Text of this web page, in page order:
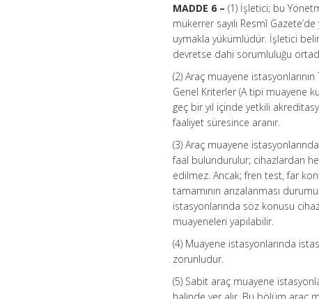
MADDE 6 –(1) İşletici; bu
mükerrer sayılı Resmî
uymakla yükümlüdür. İşletici
devretse dahi sorumluluğu
(2) Araç muayene istasyonlarının
Genel Kriterler (A tipi muayene
geç bir yıl içinde yetkili
faaliyet süresince aranır.
(3) Araç muayene
faal bulundurulur; cihazlardan
edilmez. Ancak; fren test, far
tamamının arızalanması
istasyonlarında söz konusu
muayeneleri yapılabilir.
(4) Muayene istasyonlarında
zorunludur.
(5) Sabit araç muayene
halinde yer alır. Bu bölüm araç